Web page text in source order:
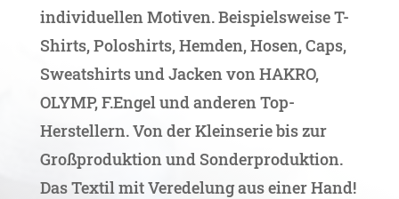
individuellen Motiven. Beispielsweise T-
Shirts, Poloshirts, Hemden, Hosen, Caps,
Sweatshirts und Jacken von HAKRO,
OLYMP, F.Engel und anderen Top-
Herstellern. Von der Kleinserie bis zur
Großproduktion und Sonderproduktion.
Das Textil mit Veredelung aus einer Hand!